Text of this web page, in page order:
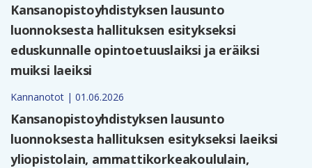
Kansanopistoyhdistyksen lausunto
luonnoksesta hallituksen esitykseksi
eduskunnalle opintoetuuslaiksi ja eräiksi
muiksi laeiksi
Kannanotot | 01.06.2026
Kansanopistoyhdistyksen lausunto
luonnoksesta hallituksen esitykseksi laeiksi
yliopistolain, ammattikorkeakoululain,